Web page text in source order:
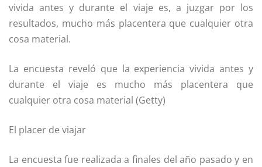
vivida antes y durante el viaje es, a juzgar por los
resultados, mucho más placentera que cualquier otra
cosa material.
La encuesta reveló que la experiencia vivida antes y
durante el viaje es mucho más placentera que
cualquier otra cosa material (Getty)
El placer de viajar
La encuesta fue realizada a finales del año pasado y en